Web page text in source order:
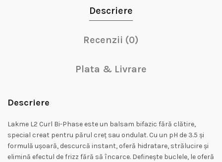
Descriere
Recenzii (0)
Plata & Livrare
Descriere
Lakme L2 Curl Bi-Phase este un balsam bifazic fără clătire,
special creat pentru părul creț sau ondulat. Cu un pH de 3.5 și
formulă ușoară, descurcă instant, oferă hidratare, strălucire și
elimină efectul de frizz fără să încarce. Definește buclele, le oferă